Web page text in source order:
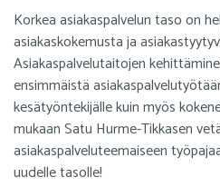
Korkea asiakaspalvelun taso on
asiakaskokemusta ja
Asiakaspalvelutaitojen
ensimmäistä
kesätyöntekijälle kuin myös
mukaan Satu Hurme-Tikkasen
asiakaspalveluteemaiseen
uudelle tasolle!